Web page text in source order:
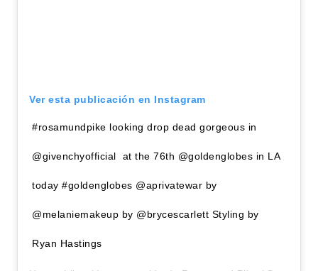
Ver esta publicación en Instagram
#rosamundpike looking drop dead gorgeous in
@givenchyofficial at the 76th @goldenglobes in LA
today #goldenglobes @aprivatewar by
@melaniemakeup by @brycescarlett Styling by
Ryan Hastings